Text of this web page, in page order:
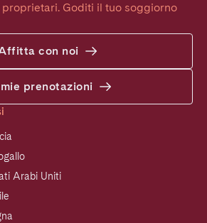
Goditi il tuo soggiorno
con noi
prenotazioni
Arabi Uniti